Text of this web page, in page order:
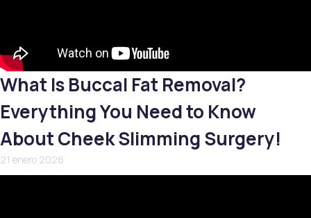
What Is Buccal Fat Removal?
Everything You Need to Know
About Cheek Slimming Surgery!
21 enero 2026